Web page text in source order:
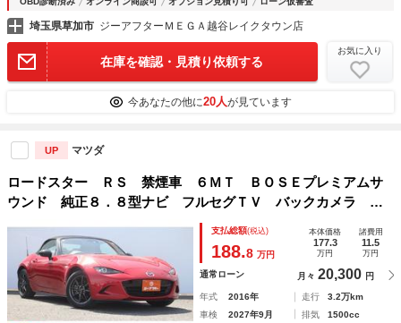
埼玉県草加市 ジーアフターＭＥＧＡ越谷レイクタウン店
在庫を確認・見積り依頼する
お気に入り
今あなたの他に20人が見ています
UP マツダ
ロードスター ＲＳ 禁煙車 ６ＭＴ ＢＯＳＥプレミアムサ
ウンド 純正８．８型ナビ フルセグＴＶ バックカメラ Ｒ
ＥＣＡＲＯシート ＥＴＣ ハーフレザーシート シートヒー
ター ＬＥＤヘッドライト キーレスエントリー
支払総額(税込)
188.8 万円
本体価格
177.3
万円
諸費用
11.5
万円
通常ローン 月々 20,300 円
年式 2016年 走行
3.2万km
車検
2027年9月 排気
1500cc